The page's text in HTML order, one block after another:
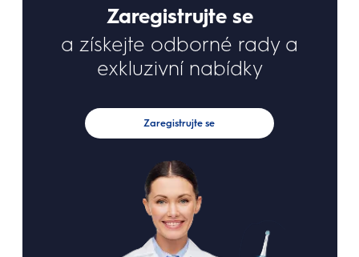
Zaregistrujte se
a získejte odborné rady a
exkluzivní nabídky
Zaregistrujte se